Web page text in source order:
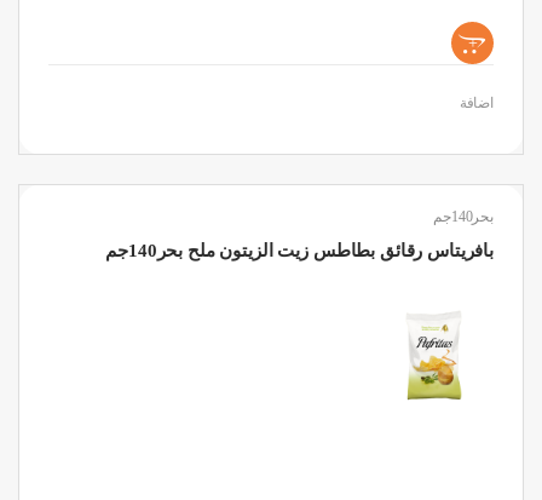
+
اضافة
بحر140جم
بافريتاس رقائق بطاطس زيت الزيتون ملح بحر140جم